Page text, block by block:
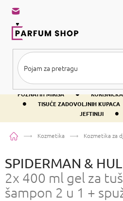
sadržaj
BESPLATNA DOSTAVA IZNAD PRIBLIŽNO
POZNATIH MIRISA
•
• TISUĆE ZADOVOLJNIH KUPACA
JEFTINIJI
•
PočetnaKozmetika Kozmetika za
SPIDERMAN &
2x 400 ml gel za
šampon 2 u 1 +